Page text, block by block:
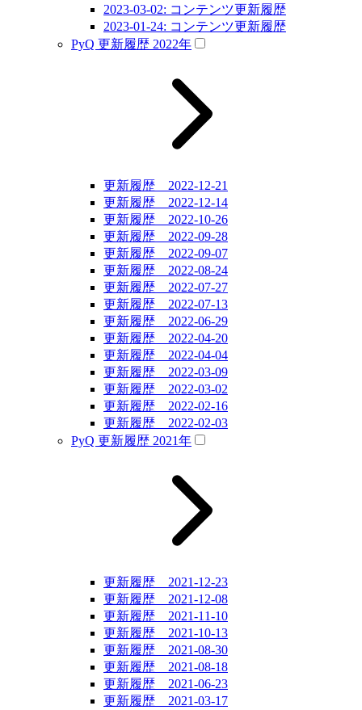
2023-03-02: コンテンツ更新履歴
2023-01-24: コンテンツ更新履歴
PyQ 更新履歴 2022年
更新履歴 2022-12-21
更新履歴 2022-12-14
更新履歴 2022-10-26
更新履歴 2022-09-28
更新履歴 2022-09-07
更新履歴 2022-08-24
更新履歴 2022-07-27
更新履歴 2022-07-13
更新履歴 2022-06-29
更新履歴 2022-04-20
更新履歴 2022-04-04
更新履歴 2022-03-09
更新履歴 2022-03-02
更新履歴 2022-02-16
更新履歴 2022-02-03
PyQ 更新履歴 2021年
更新履歴 2021-12-23
更新履歴 2021-12-08
更新履歴 2021-11-10
更新履歴 2021-10-13
更新履歴 2021-08-30
更新履歴 2021-08-18
更新履歴 2021-06-23
更新履歴 2021-03-17